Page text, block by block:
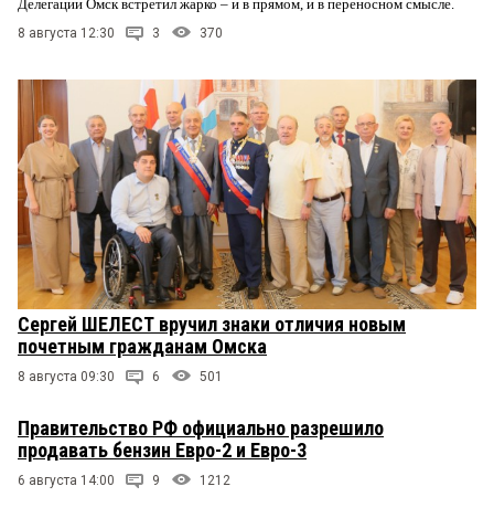
Делегации Омск встретил жарко – и в прямом, и в переносном смысле.
8 августа 12:30 3 370
Сергей ШЕЛЕСТ вручил знаки отличия новым
почетным гражданам Омска
8 августа 09:30 6 501
Правительство РФ официально разрешило
продавать бензин Евро-2 и Евро-3
6 августа 14:00 9 1212